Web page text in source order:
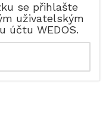
se přihlašte
uživatelským
účtu WEDOS.